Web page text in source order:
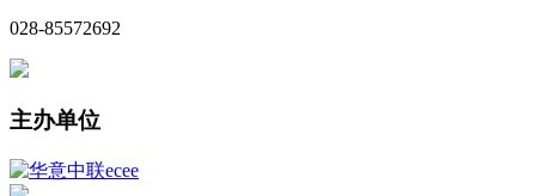
028-85572692
主办单位